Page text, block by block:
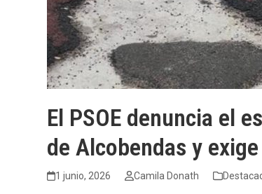
El PSOE denuncia el
de Alcobendas y
1 junio, 2026 Camila Donath